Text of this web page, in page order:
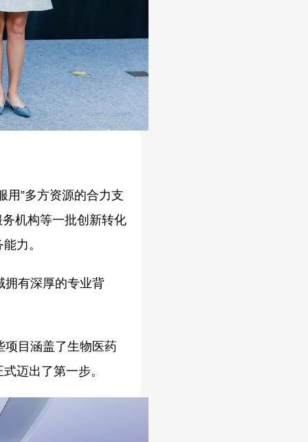
用”多方资源的合力支
机构等一批创新转化
力。
拥有深厚的专业背
项目涵盖了生物医药
迈出了第一步。